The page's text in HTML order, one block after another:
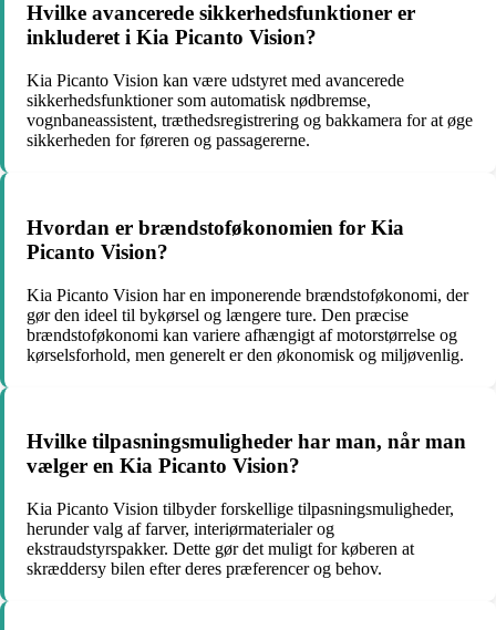
Hvilke avancerede sikkerhedsfunktioner er
inkluderet i Kia Picanto Vision?
Kia Picanto Vision kan være udstyret med avancerede
sikkerhedsfunktioner som automatisk nødbremse,
vognbaneassistent, træthedsregistrering og bakkamera for at øge
sikkerheden for føreren og passagererne.
Hvordan er brændstoføkonomien for Kia
Picanto Vision?
Kia Picanto Vision har en imponerende brændstoføkonomi, der
gør den ideel til bykørsel og længere ture. Den præcise
brændstoføkonomi kan variere afhængigt af motorstørrelse og
kørselsforhold, men generelt er den økonomisk og miljøvenlig.
Hvilke tilpasningsmuligheder har man, når man
vælger en Kia Picanto Vision?
Kia Picanto Vision tilbyder forskellige tilpasningsmuligheder,
herunder valg af farver, interiørmaterialer og
ekstraudstyrspakker. Dette gør det muligt for køberen at
skræddersy bilen efter deres præferencer og behov.